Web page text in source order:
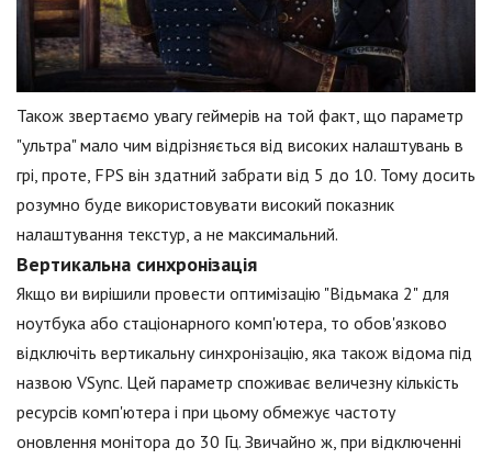
Також звертаємо увагу геймерів на той факт, що параметр
"ультра" мало чим відрізняється від високих налаштувань в
грі, проте, FPS він здатний забрати від 5 до 10. Тому досить
розумно буде використовувати високий показник
налаштування текстур, а не максимальний.
Вертикальна синхронізація
Якщо ви вирішили провести оптимізацію "Відьмака 2" для
ноутбука або стаціонарного комп'ютера, то обов'язково
відключіть вертикальну синхронізацію, яка також відома під
назвою VSync. Цей параметр споживає величезну кількість
ресурсів комп'ютера і при цьому обмежує частоту
оновлення монітора до 30 Гц. Звичайно ж, при відключенні